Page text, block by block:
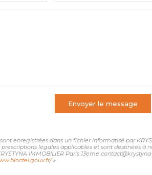
Envoyer le message
enregistrées dans un fichier informatisé par
légales applicables et sont destinées
IMMOBILIER Paris 13eme
»